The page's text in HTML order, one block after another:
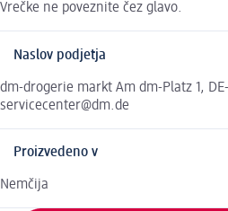
Vrečke ne poveznite čez glavo.
Naslov podjetja
dm-drogerie markt Am dm-Platz 1,
servicecenter@dm.de
Proizvedeno v
Nemčija